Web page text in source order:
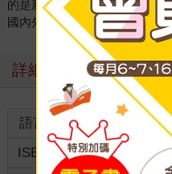
的是新聞卻熱愛兒童文學，每
國內外為許多喜愛圖畫書的大
詳細資料
語言 中文繁體
ISBN
9789865256784